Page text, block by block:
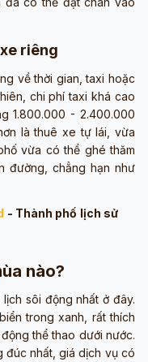
riêng
về thời gian, taxi hoặc
chi phí taxi khá cao
1.800.000 - 2.400.000
là thuê xe tự lái, vừa
vừa có thể ghé thăm
đường, chẳng hạn như
- Thành phố lịch sử
nào?
sôi động nhất ở đây.
trong xanh, rất thích
thể thao dưới nước.
đúc nhất, giá dịch vụ có